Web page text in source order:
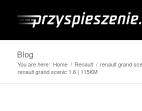
Blog
You are here: Home / Renault / renault grand
renault grand scenic 1.6 | 115KM